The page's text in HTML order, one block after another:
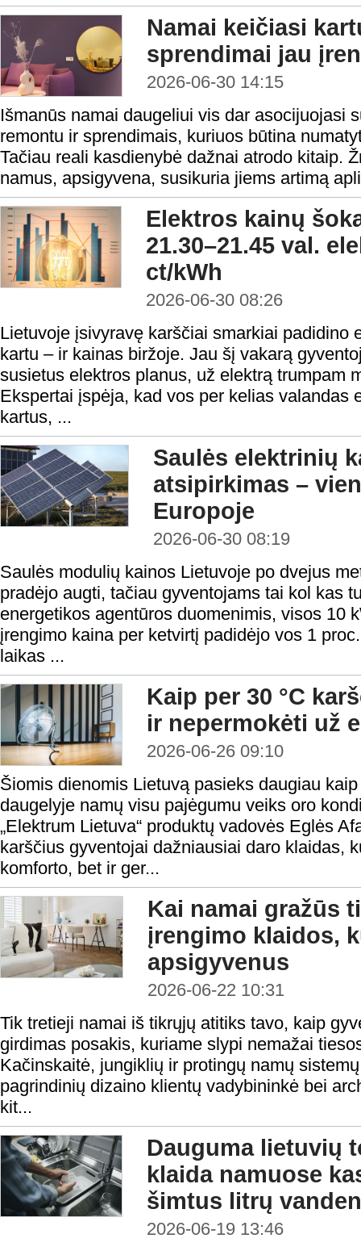
Namai keičiasi
sprendimai jau
2026-06-30 14:15
Išmanūs namai daugeliui vis dar asocijuojasi
remontu ir sprendimais, kuriuos būtina
Tačiau reali kasdienybė dažnai atrodo kitaip.
namus, apsigyvena, susikuria jiems artimą
Elektros kainų
21.30–21.45 val.
ct/kWh
2026-06-30 08:26
Lietuvoje įsivyravę karščiai smarkiai padidino
kartu – ir kainas biržoje. Jau šį vakarą
susietus elektros planus, už elektrą trumpam
Ekspertai įspėja, kad vos per kelias valandas
kartus, ...
Saulės elektrinių
atsipirkimas –
Europoje
2026-06-30 08:19
Saulės modulių kainos Lietuvoje po dvejus
pradėjo augti, tačiau gyventojams tai kol kas
energetikos agentūros duomenimis, visos 10
įrengimo kaina per ketvirtį padidėjo vos 1
laikas ...
Kaip per 30 °C
ir nepermokėti už
2026-06-26 09:10
Šiomis dienomis Lietuvą pasieks daugiau
daugelyje namų visu pajėgumu veiks oro
„Elektrum Lietuva“ produktų vadovės Eglės
karščius gyventojai dažniausiai daro klaidas,
komforto, bet ir ger...
Kai namai gražūs
įrengimo klaidos,
apsigyvenus
2026-06-22 10:31
Tik tretieji namai iš tikrųjų atitiks tavo, kaip
girdimas posakis, kuriame slypi nemažai
Kačinskaitė, jungiklių ir protingų namų
pagrindinių dizaino klientų vadybininkė bei
kit...
Dauguma lietuvių
klaida namuose
šimtus litrų
2026-06-19 13:46